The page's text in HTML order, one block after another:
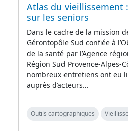
Atlas du vieillissement
sur les seniors
Dans le cadre de la mission
Gérontopôle Sud confiée à
de la santé par l’Agence
Région Sud Provence-Alpes-
nombreux entretiens ont eu
auprès d’acteurs…
Outils cartographiques